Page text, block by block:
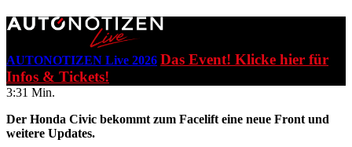
AUTONOTIZEN Live 2026 Das Event! Klicke hier für
Infos & Tickets!
3:31 Min.
Der Honda Civic bekommt zum Facelift eine neue Front und
weitere Updates.